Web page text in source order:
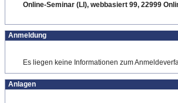
Online-Seminar (LI), webbasiert 99, 22999
Anmeldung
Es liegen keine Informationen zum
Anlagen